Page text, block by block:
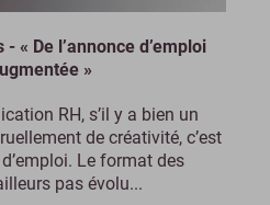
« De l’annonce d’emploi
»
RH, s’il y a bien un
de créativité, c’est
Le format des
pas évolu...